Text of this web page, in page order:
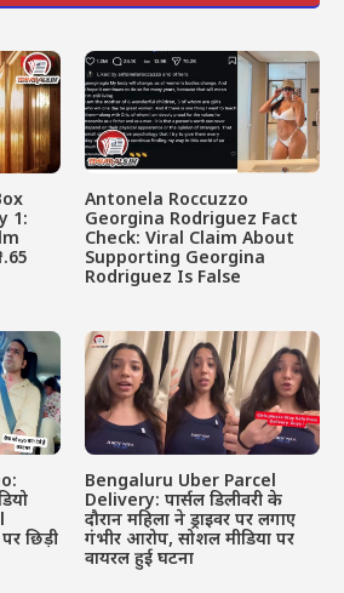
1:
Antonela Roccuzzo
Georgina Rodriguez Fact
Check: Viral Claim About
Supporting Georgina
Rodriguez Is False
छिड़ी
Bengaluru Uber Parcel
Delivery: पार्सल डिलीवरी के
दौरान महिला ने ड्राइवर पर लगाए
गंभीर आरोप, सोशल मीडिया पर
वायरल हुई घटना